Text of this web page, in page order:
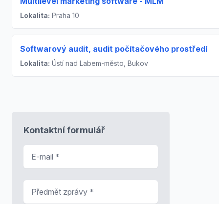
Lokalita: Praha 10
Softwarový audit, audit počítačového prostředí
Lokalita: Ústí nad Labem-město, Bukov
Kontaktní formulář